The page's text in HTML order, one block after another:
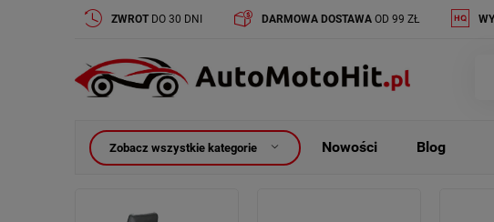
ZWROT DO 30 DNI DARMOWA DOSTAWA OD 99 ZŁ
Zobacz wszystkie kategorie Nowości Blog